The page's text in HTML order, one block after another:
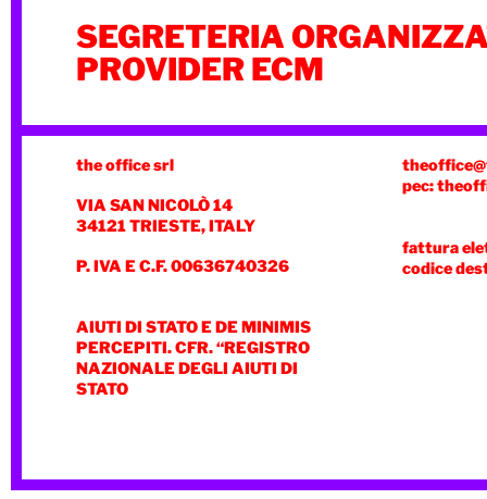
SEGRETERIA
PROVIDER ECM
the office srl
VIA SAN NICOLÒ 14
34121 TRIESTE, ITALY
P. IVA E C.F. 00636740326
AIUTI DI STATO E DE MINIMIS
PERCEPITI. CFR. “REGISTRO
NAZIONALE DEGLI AIUTI DI
STATO
pec:
fattura
codice